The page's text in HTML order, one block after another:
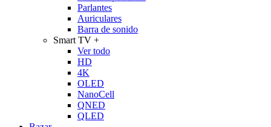
Parlantes
Auriculares
Barra de sonido
Smart TV +
Ver todo
HD
4K
OLED
NanoCell
QNED
QLED